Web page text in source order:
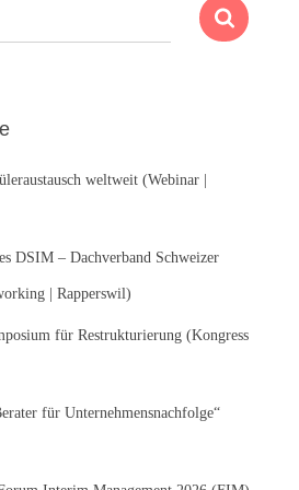
weltweit (Webinar |
DSIM – Dachverband Schweizer
| Rapperswil)
für Restrukturierung (Kongress
für Unternehmensnachfolge“